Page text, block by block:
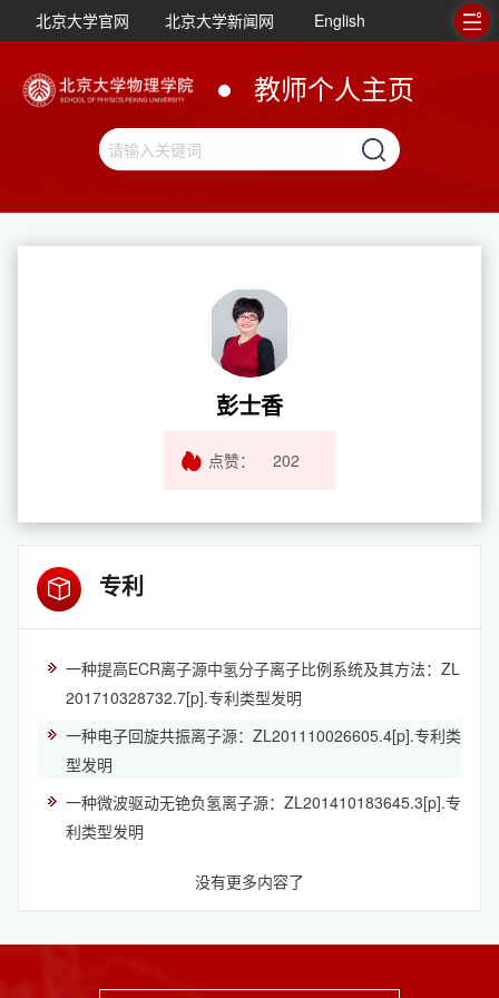
北京大学官网 北京大学新闻网 English
教师个人主页
彭士香
点赞： 202
专利
一种提高ECR离子源中氢分子离子比例系统及其方法：ZL
201710328732.7[p].专利类型发明
一种电子回旋共振离子源：ZL201110026605.4[p].专利类
型发明
一种微波驱动无铯负氢离子源：ZL201410183645.3[p].专
利类型发明
没有更多内容了